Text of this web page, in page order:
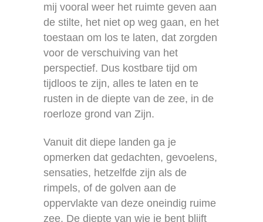
mij vooral weer het ruimte geven aan
de stilte, het niet op weg gaan, en het
toestaan om los te laten, dat zorgden
voor de verschuiving van het
perspectief. Dus kostbare tijd om
tijdloos te zijn, alles te laten en te
rusten in de diepte van de zee, in de
roerloze grond van Zijn.
Vanuit dit diepe landen ga je
opmerken dat gedachten, gevoelens,
sensaties, hetzelfde zijn als de
rimpels, of de golven aan de
oppervlakte van deze oneindig ruime
zee. De diepte van wie je bent blijft